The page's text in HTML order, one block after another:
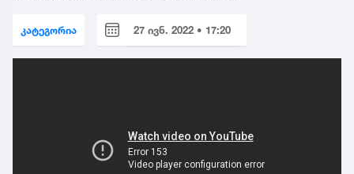
კატეგორია 27 ივნ. 2022 • 17:20